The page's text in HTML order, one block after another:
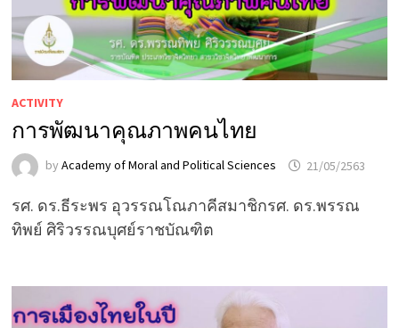
ACTIVITY
การพัฒนาคุณภาพคนไทย
by Academy of Moral and Political Sciences 21/05/2563
รศ. ดร.ธีระพร อุวรรณโณภาคีสมาชิกรศ. ดร.พรรณ
ทิพย์ ศิริวรรณบุศย์ราชบัณฑิต